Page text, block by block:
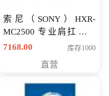
索尼（SONY）HXR-
MC2500 专业肩扛式存
储卡全高清摄录一体机
清入门级摄像机
7168.00 库存1000
直营